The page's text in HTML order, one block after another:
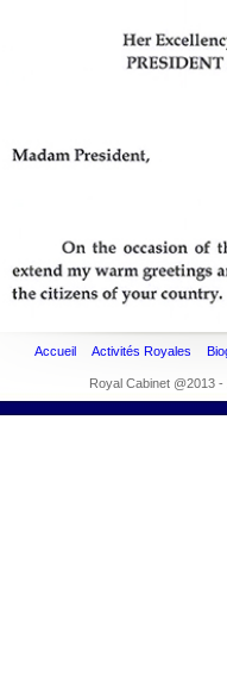
Accueil Activités Royales
Royal Cabinet @2013